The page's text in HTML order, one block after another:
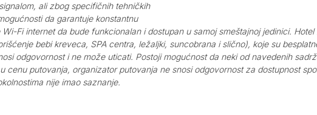
ali zbog specifičnih tehničkih
da garantuje konstantnu
Fi internet da bude funkcionalan i dostupan u samoj smeštajnoj jedinici.
bebi kreveca, SPA centra, ležaljki, suncobrana i slično), koje su
odgovornost i ne može uticati. Postoji mogućnost da neki od navedenih
cenu putovanja, organizator putovanja ne snosi odgovornost za dostupnost
nije imao saznanje.